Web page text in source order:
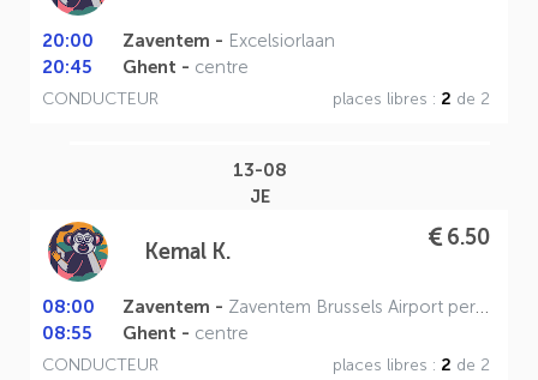
20:00 Zaventem - Excelsiorlaan
20:45
Ghent - centre
CONDUCTEUR places libres : 2 de 2
13-08
JE
Kemal K.
6.50
08:00 Zaventem - Zaventem Brussels Airport perron A
08:55
Ghent - centre
CONDUCTEUR places libres : 2 de 2